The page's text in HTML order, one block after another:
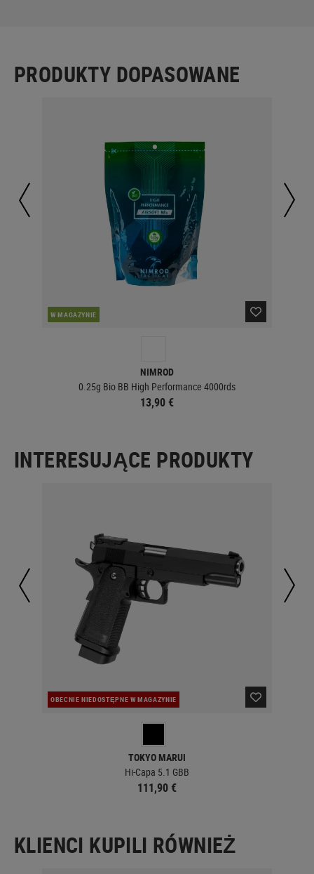
PRODUKTY DOPASOWANE
W MAGAZYNIE
NIMROD
0.25g Bio BB High Performance 4000rds
13,90 €
INTERESUJĄCE PRODUKTY
OBECNIE NIEDOSTĘPNE W MAGAZYNIE
TOKYO MARUI
Hi-Capa 5.1 GBB
111,90 €
KLIENCI KUPILI RÓWNIEŻ